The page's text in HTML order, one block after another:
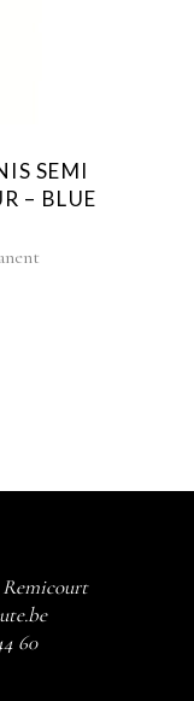
SEMI
– BLUE
Remicourt
60